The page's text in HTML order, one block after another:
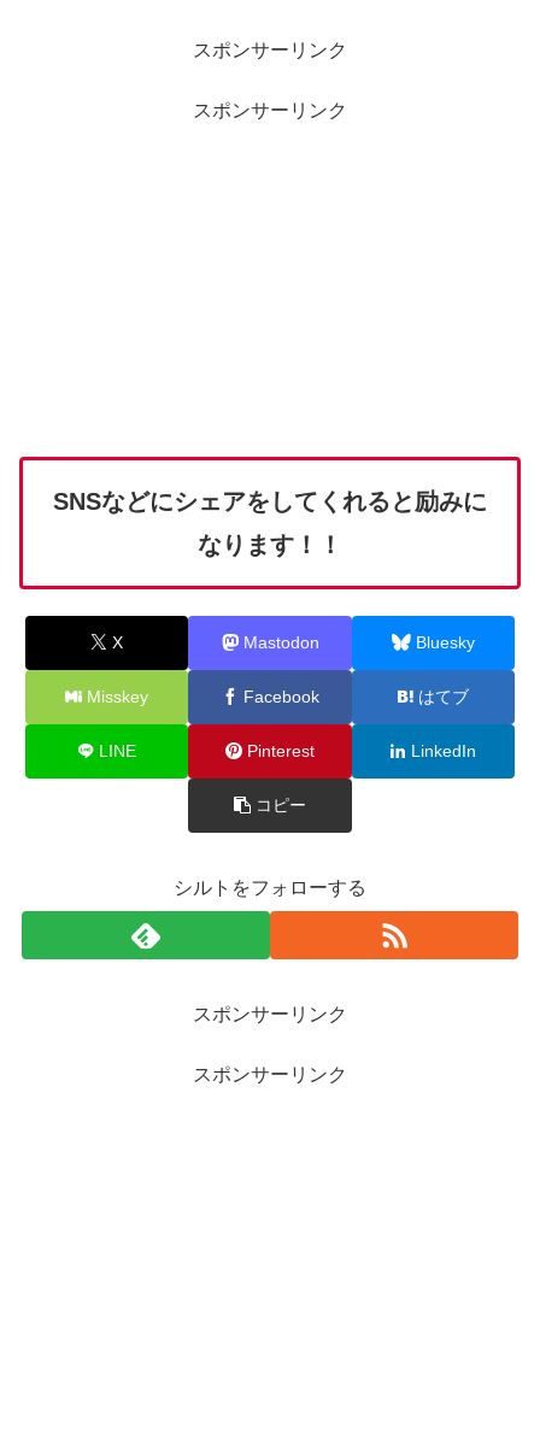
スポンサーリンク
スポンサーリンク
SNSなどにシェアをしてくれると励みに
なります！！
X Mastodon Bluesky
Misskey Facebook はてブ
LINE Pinterest LinkedIn
コピー
シルトをフォローする
スポンサーリンク
スポンサーリンク